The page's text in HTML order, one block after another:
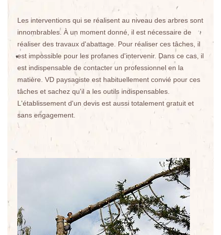
Les interventions qui se réalisent au niveau des arbres sont
innombrables. À un moment donné, il est nécessaire de
réaliser des travaux d'abattage. Pour réaliser ces tâches, il
est impossible pour les profanes d'intervenir. Dans ce cas, il
est indispensable de contacter un professionnel en la
matière. VD paysagiste est habituellement convié pour ces
tâches et sachez qu'il a les outils indispensables.
L'établissement d'un devis est aussi totalement gratuit et
sans engagement.